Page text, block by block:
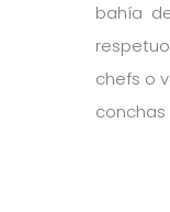
bahía
chefs o
conchas